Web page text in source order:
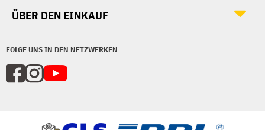
FOLGE UNS IN DEN NETZWERKEN
ÜBER DEN EINKAUF